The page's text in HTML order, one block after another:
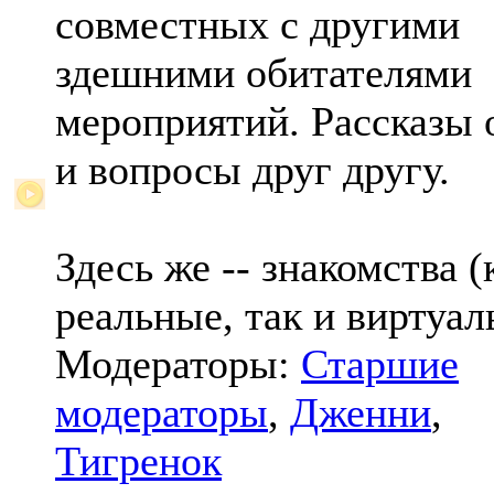
совместных с другими
здешними обитателями
мероприятий. Рассказы
и вопросы друг другу.
Здесь же -- знакомства
реальные, так и
Модераторы: Старшие
модераторы, Дженни,
Тигренок